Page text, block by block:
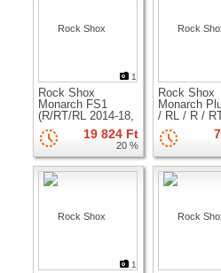
1
Rock Shox
Monarch FS1
(R/RT/RL 2014-18,
RT3 2014-15)
szervizkészlet19 824 Ft
20 %
Rock Shox
Monarch
/ RL / R /
rugóstag
szervíz
1